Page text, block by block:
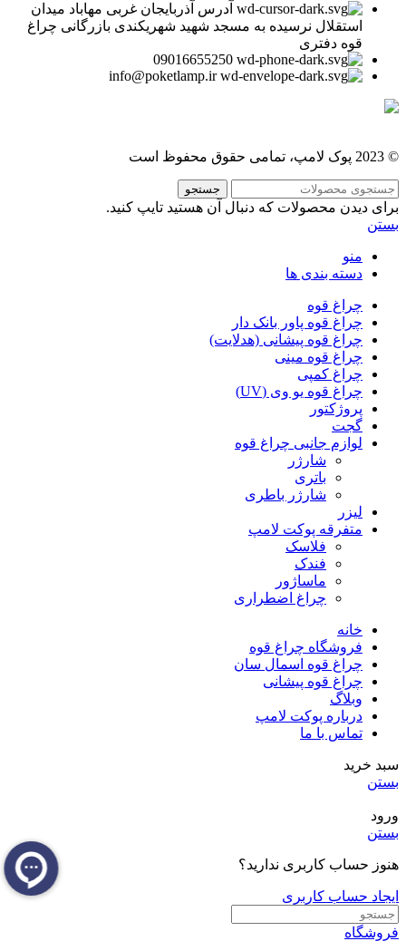
آدرس آذربایجان غربی مهاباد میدان
استقلال نرسیده به مسجد شهید شهریکندی بازرگانی چراغ
قوه دفتری
09016655250
info@poketlamp.ir
© 2023 پوک لامپ، تمامی حقوق محفوظ است
جستجو
برای دیدن محصولات که دنبال آن هستید تایپ کنید.
بستن
منو
دسته بندی ها
چراغ قوه
چراغ قوه پاور بانک دار
چراغ قوه پیشانی (هدلایت)
چراغ قوه مینی
چراغ کمپی
چراغ قوه یو وی (UV)
پروژکتور
گجت
لوازم جانبی چراغ قوه
شارژر
باتری
شارژر باطری
لیزر
متفرقه پوکت لامپ
فلاسک
فندک
ماساژور
چراغ اضطراری
خانه
فروشگاه چراغ قوه
چراغ قوه اسمال سان
چراغ قوه پیشانی
وبلاگ
درباره پوکت لامپ
تماس با ما
سبد خرید
بستن
ورود
بستن
هنوز حساب کاربری ندارید؟
ایجاد حساب کاربری
فروشگاه